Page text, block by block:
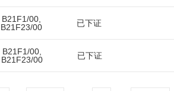
B21F1/00,
B21F23/00
已下证
B21F1/00,
B21F23/00
已下证